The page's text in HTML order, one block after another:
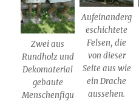
Zwei aus
Rundholz und
Dekomaterial
gebaute
Menschenfigu
Aufeinanderg
eschichtete
Felsen, die
von dieser
Seite aus wie
ein Drache
aussehen.